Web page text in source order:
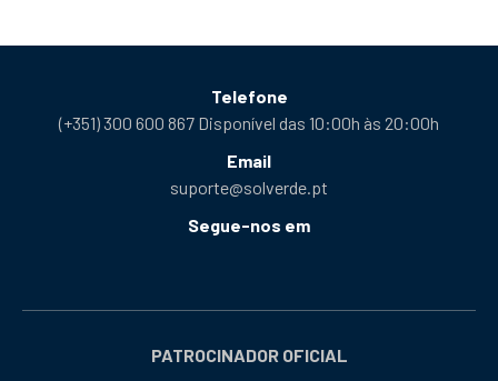
Telefone
(+351) 300 600 867 Disponível das 10:00h às 20:00h
Email
suporte@solverde.pt
Segue-nos em
abre
nova
janela
abre
nova
janela
abre
nova
janela
abre
nova
janela
abre
nova
janela
abre
nova
janela
abre
PATROCINADOR OFICIAL